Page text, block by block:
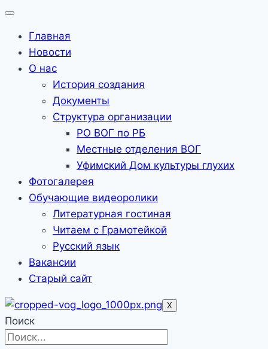
Главная
Новости
О нас
История создания
Документы
Структура организации
РО ВОГ по РБ
Местные отделения ВОГ
Уфимский Дом культуры глухих
Фотогалерея
Обучающие видеоролики
Литературная гостиная
Читаем с Грамотейкой
Русский язык
Вакансии
Старый сайт
X
Поиск